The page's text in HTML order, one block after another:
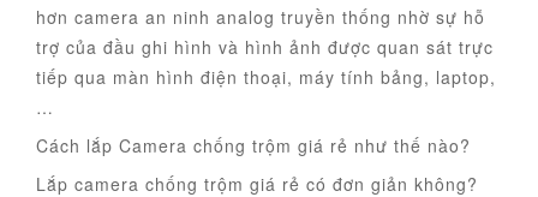
hơn camera an ninh analog truyền thống nhờ sự hỗ
trợ của đầu ghi hình và hình ảnh được quan sát trực
tiếp qua màn hình điện thoại, máy tính bảng, laptop,
…
Cách lắp Camera chống trộm giá rẻ như thế nào?
Lắp camera chống trộm giá rẻ có đơn giản không?